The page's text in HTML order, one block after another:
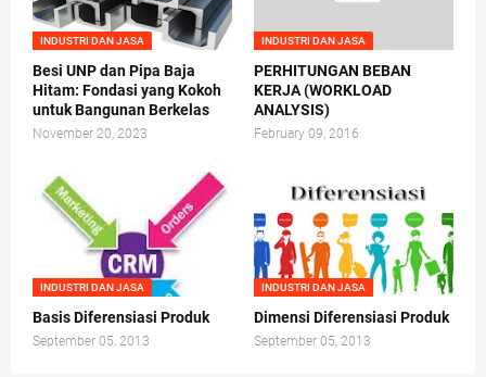
INDUSTRI DAN JASA
Besi UNP dan Pipa Baja
Hitam: Fondasi yang Kokoh
untuk Bangunan Berkelas
November 20, 2023
INDUSTRI DAN JASA
PERHITUNGAN BEBAN
KERJA (WORKLOAD
ANALYSIS)
February 09, 2016
INDUSTRI DAN JASA
Basis Diferensiasi Produk
September 05, 2013
INDUSTRI DAN JASA
Dimensi Diferensiasi Produk
September 05, 2013